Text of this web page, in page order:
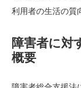
利用者の生活の質
障害者に対
概要